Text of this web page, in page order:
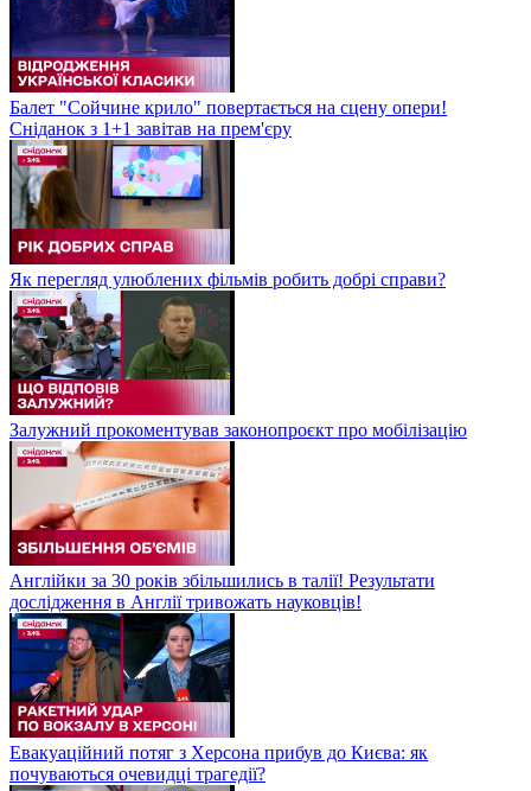
Балет "Сойчине крило" повертається на сцену опери!
Сніданок з 1+1 завітав на прем'єру
Як перегляд улюблених фільмів робить добрі справи?
Залужний прокоментував законопроєкт про мобілізацію
Англійки за 30 років збільшились в талії! Результати
дослідження в Англії тривожать науковців!
Евакуаційний потяг з Херсона прибув до Києва: як
почуваються очевидці трагедії?